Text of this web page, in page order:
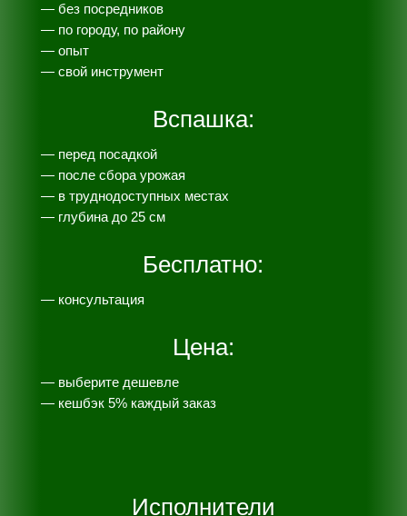
— без посредников
— по городу, по району
— опыт
— свой инструмент
Вспашка:
— перед посадкой
— после сбора урожая
— в труднодоступных местах
— глубина до 25 см
Бесплатно:
— консультация
Цена:
— выберите дешевле
— кешбэк 5% каждый заказ
Исполнители